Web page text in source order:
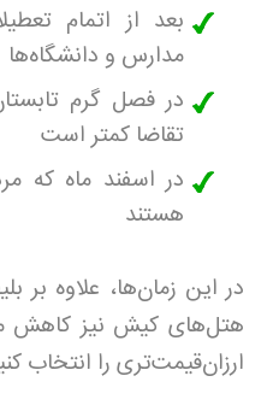
بعد از اتمام
مدارس و دانشگاه‌ها
در فصل گرم
تقاضا کمتر است
در اسفند ماه که
هستند
در این زمان‌ها، علاوه بر
هتل‌های کیش نیز کاهش
ارزان‌قیمت‌تری را انتخاب